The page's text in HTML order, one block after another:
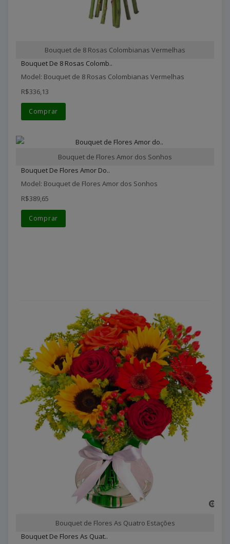
Bouquet de 8 Rosas Colombianas Vermelhas
Bouquet De 8 Rosas Colomb..
Model: Bouquet de 8 Rosas Colombianas Vermelhas
R$336,13
Comprar
Bouquet de Flores Amor dos Sonhos
Bouquet De Flores Amor Do..
Model: Bouquet de Flores Amor dos Sonhos
R$389,65
Comprar
Bouquet de Flores As Quatro Estações
Bouquet De Flores As Quat..